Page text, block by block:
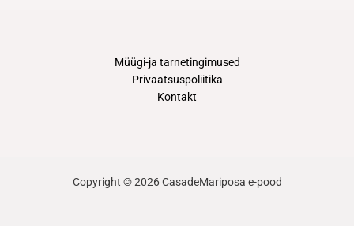
Müügi-ja tarnetingimused
Privaatsuspoliitika
Kontakt
Copyright © 2026 CasadeMariposa e-pood